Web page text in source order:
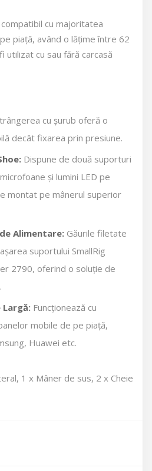
cu majoritatea
piață, având o lățime între 62
utilizat cu sau fără carcasă
cu șurub oferă o
decât fixarea prin presiune.
Dispune de două suporturi
și lumini LED pe
montat pe mânerul superior
Alimentare: Găurile filetate
suportului SmallRig
2790, oferind o soluție de
Funcționează cu
mobile de pe piață,
Huawei etc.
1 x Mâner de sus, 2 x Cheie